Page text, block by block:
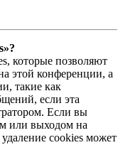
которые позволяют
этой конференции, а
такие как
если эта
Если вы
или выходом на
cookies может